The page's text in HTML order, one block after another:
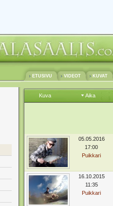
ETUSIVU VIDEOT KUVAT
Kuva Aika
05.05.2016
17:00
Puikkari
16.10.2015
11:35
Puikkari